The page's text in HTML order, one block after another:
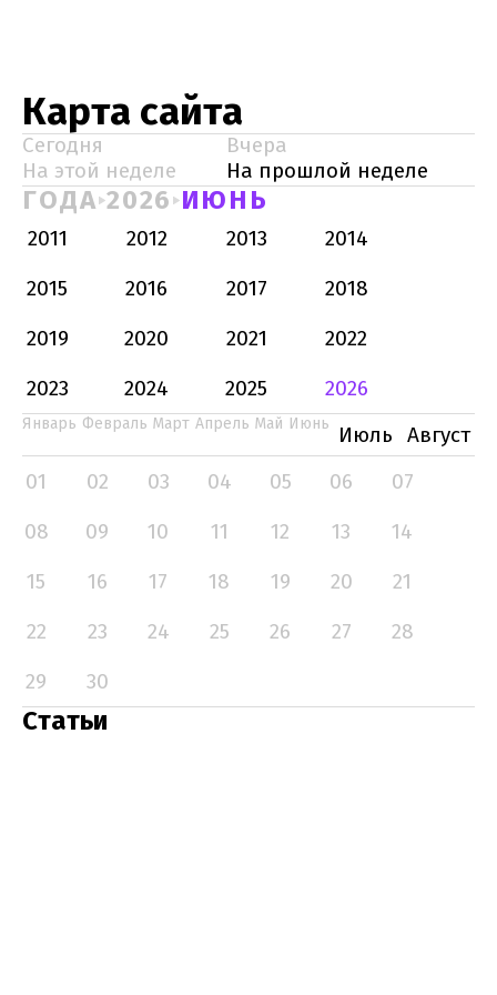
Карта сайта
Сегодня
Вчера
На этой неделе
На прошлой неделе
ГОДА 2026 ИЮНЬ
2011 2012 2013
2014
2015
2016 2017
2018
2019
2020 2021
2022
2023
2024 2025 2026
Январь Февраль Март Апрель Май Июнь Июль
Август
01
02 03 04 05 06
07
08
09 10 11 12 13
14
15
16 17 18 19 20
21
22
23 24 25 26 27
28
29
30
Статьи